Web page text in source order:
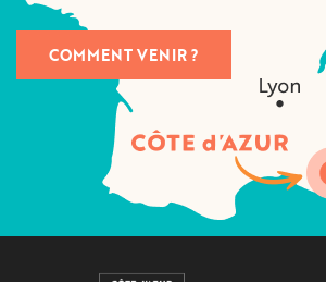
COMMENT VENIR ?